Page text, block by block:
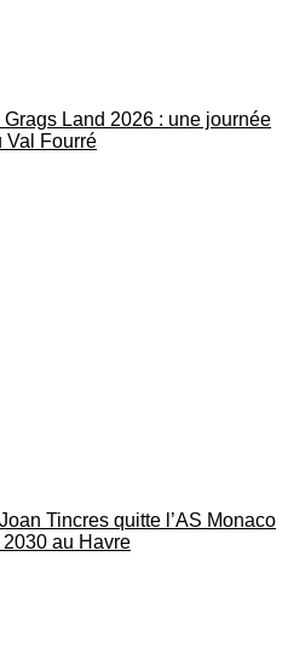
Land 2026 : une journée
Val Fourré
Tincres quitte l’AS Monaco
2030 au Havre